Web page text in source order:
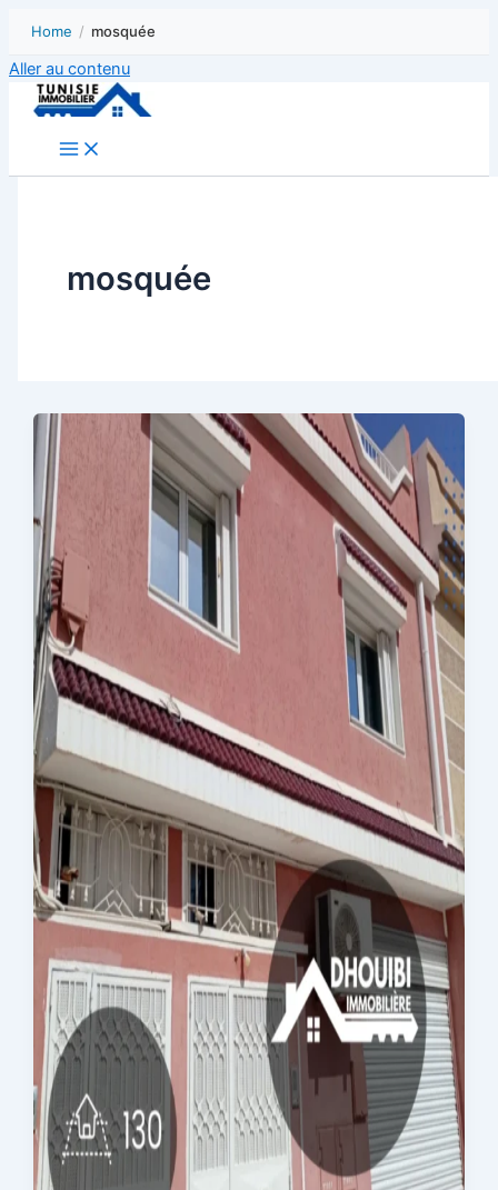
Home / mosquée
Aller au contenu
mosquée